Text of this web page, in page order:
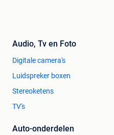
Audio, Tv en Foto
Digitale camera's
Luidspreker boxen
Stereoketens
TV's
Auto-onderdelen